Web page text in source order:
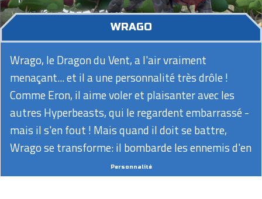
WRAGO
Wrago, le Dragon du Vent, a l'air vraiment
menaçant... et il a une personnalité très drôle !
Comme Eron, il aime voler et plaisanter avec les
autres Hyperbeasts, qui le regardent embarrassé -
mais il s'en fout ! Mais quand il doit se battre,
Wrago se transforme: il bombarde les ennemis d'en
haut avec des attaques orageuses et précises qui
Personnalité